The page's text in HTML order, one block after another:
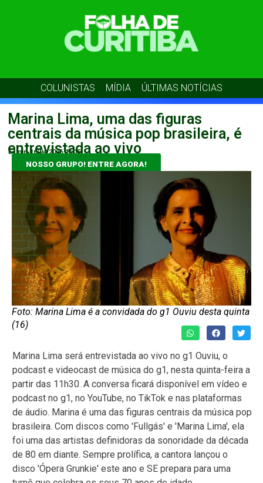
COLUNISTAS MÍDIA ÚLTIMAS NOTÍCIAS
Marina Lima, uma das figuras
centrais da música pop brasileira, é
entrevistada ao vivo
admin 16/04/2026 11:15
NOSSO GRUPO! ENTRE AGORA!
Foto: Marina Lima é a convidada do g1 Ouviu desta quinta
(16)
Marina Lima será entrevistada ao vivo no g1 Ouviu, o
podcast e videocast de música do g1, nesta quinta-feira a
partir das 11h30. A conversa ficará disponível em vídeo e
podcast no g1, no YouTube, no TikTok e nas plataformas
de áudio. Marina é uma das figuras centrais da música pop
brasileira. Com discos como 'Fullgás' e 'Marina Lima', ela
foi uma das artistas definidoras da sonoridade da década
de 80 em diante. Sempre prolífica, a cantora lançou o
disco 'Ópera Grunkie' este ano e SE prepara para uma